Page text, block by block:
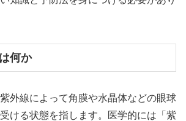
何か
外線によって角膜や水晶体などの眼球
ける状態を指します。医学的には「紫